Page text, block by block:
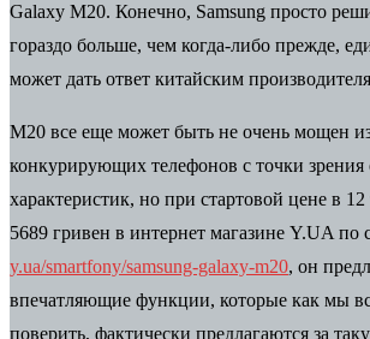
Galaxy M20. Конечно, Samsung просто
гораздо больше, чем когда-либо прежде,
может дать ответ китайским
M20 все еще может быть не очень мощен
конкурирующих телефонов с точки
характеристик, но при стартовой цене в
5689 гривен в интернет магазине Y.UA по
y.ua/smartfony/samsung-galaxy-m20, он
впечатляющие функции, которые как мы
поверить, фактически предлагаются за